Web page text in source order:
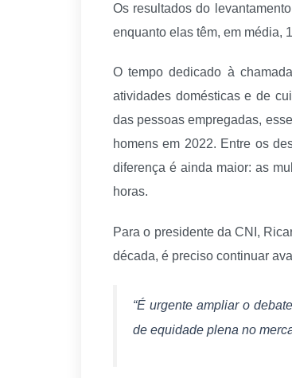
Os resultados do
enquanto elas têm, em média,
O tempo dedicado à
atividades domésticas e de
das pessoas empregadas,
homens em 2022. Entre os
diferença é ainda maior: as
horas.
Para o presidente da CNI,
década, é preciso continuar
“É urgente ampliar o
de equidade plena no